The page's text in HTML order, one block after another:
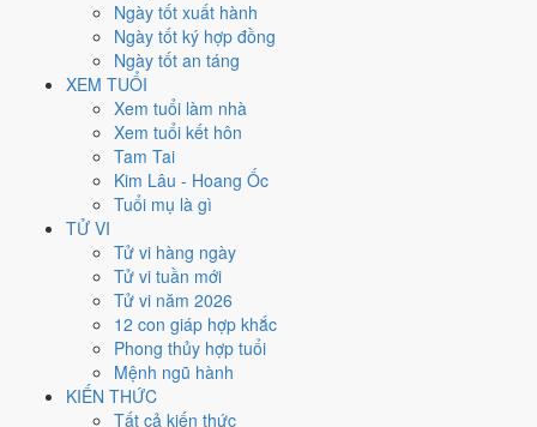
Ngày tốt xuất hành
Ngày tốt ký hợp đồng
Ngày tốt an táng
XEM TUỔI
Xem tuổi làm nhà
Xem tuổi kết hôn
Tam Tai
Kim Lâu - Hoang Ốc
Tuổi mụ là gì
TỬ VI
Tử vi hàng ngày
Tử vi tuần mới
Tử vi năm 2026
12 con giáp hợp khắc
Phong thủy hợp tuổi
Mệnh ngũ hành
KIẾN THỨC
Tất cả kiến thức
Tiết Lập Xuân
Nhâm Tý
Đinh Mùi
Ngày Quý Hợi có TrựcThâu(ngày thu hoạch, tích trữ) nhưng gặp Sao
Câu Trận hắc đạo. Điểm trung bình 7 việc chính chỉ
, cần thận trọng với các quyết định lớn khó đảo ngược.
Mão, Mùi, Dầnhợp ngày; tuổi
Ngày 13/2/2027 tốt hay xấu cho